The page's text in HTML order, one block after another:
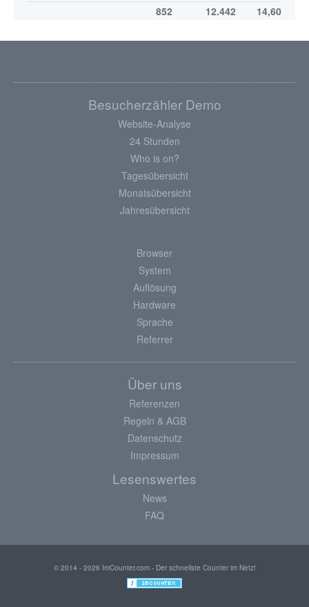
852
12.442 14,60
Besucherzähler Demo
Website-Analyse
24 Stunden
Who is on?
Tagesübersicht
Monatsübersicht
Jahresübersicht
Browser
System
Auflösung
Hardware
Sprache
Referrer
Über uns
Referenzen
Regeln & AGB
Datenschutz
Impressum
Lesenswertes
News
FAQ
© 2014 - 2026 ImCounter.com - Der schnellste Counter im Netz!